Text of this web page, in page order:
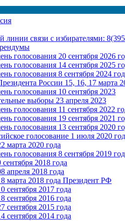
линии связи с избирателями:
голосования 20 сентября 2026
голосования 14 сентября 2025
голосования 8 сентября 2024
России 15, 16, 17 марта
голосования 10 сентября 2023
выборы 23 апреля 2023
голосования 11 сентября 2022
голосования 19 сентября 2021
голосования 13 сентября 2020
голосование 1 июля 2020
марта 2020 года
голосования 8 сентября 2019
2018 года
апреля 2018 года
марта 2018 года Президент РФ
сентября 2017 года
сентября 2016 года
сентября 2015 года
сентября 2014 года